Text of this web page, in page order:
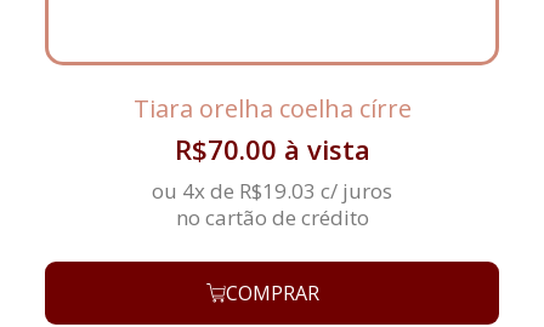
Tiara orelha coelha círre
R$70.00 à vista
ou 4x de R$19.03 c/ juros
no cartão de crédito
COMPRAR